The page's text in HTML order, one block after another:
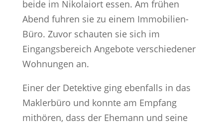
beide im Nikolaiort essen. Am frühen
Abend fuhren sie zu einem Immobilien-
Büro. Zuvor schauten sie sich im
Eingangsbereich Angebote verschiedener
Wohnungen an.
Einer der Detektive ging ebenfalls in das
Maklerbüro und konnte am Empfang
mithören, dass der Ehemann und seine